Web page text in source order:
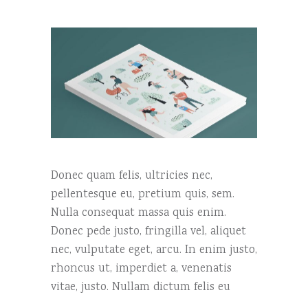
Donec quam felis, ultricies nec,
pellentesque eu, pretium quis, sem.
Nulla consequat massa quis enim.
Donec pede justo, fringilla vel, aliquet
nec, vulputate eget, arcu. In enim justo,
rhoncus ut, imperdiet a, venenatis
vitae, justo. Nullam dictum felis eu